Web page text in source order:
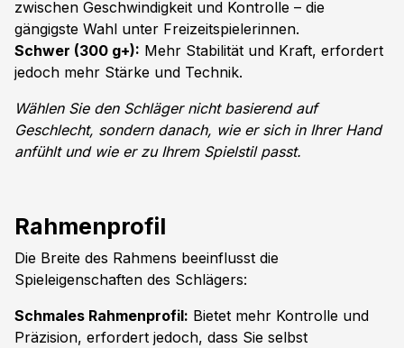
zwischen Geschwindigkeit und Kontrolle – die
gängigste Wahl unter Freizeitspielerinnen.
Schwer (300 g+): Mehr Stabilität und Kraft, erfordert
jedoch mehr Stärke und Technik.
Wählen Sie den Schläger nicht basierend auf
Geschlecht, sondern danach, wie er sich in Ihrer Hand
anfühlt und wie er zu Ihrem Spielstil passt.
Rahmenprofil
Die Breite des Rahmens beeinflusst die
Spieleigenschaften des Schlägers:
Schmales Rahmenprofil: Bietet mehr Kontrolle und
Präzision, erfordert jedoch, dass Sie selbst